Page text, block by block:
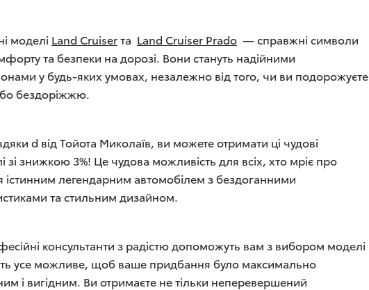
моделі Land Cruiserта Land Cruiser Prado — справжні символи
та безпеки на дорозі. Вони стануть надійними
у будь-яких умовах, незалежно від того, чи ви подорожуєте
бездоріжжю.
d від Тойота Миколаїв, ви можете отримати ці чудові
зі знижкою 3%! Це чудова можливість для всіх, хто мріє про
істинним легендарним автомобілем з бездоганними
та стильним дизайном.
консультанти з радістю допоможуть вам з вибором моделі
усе можливе, щоб ваше придбання було максимально
і вигідним. Ви отримаєте не тільки неперевершений